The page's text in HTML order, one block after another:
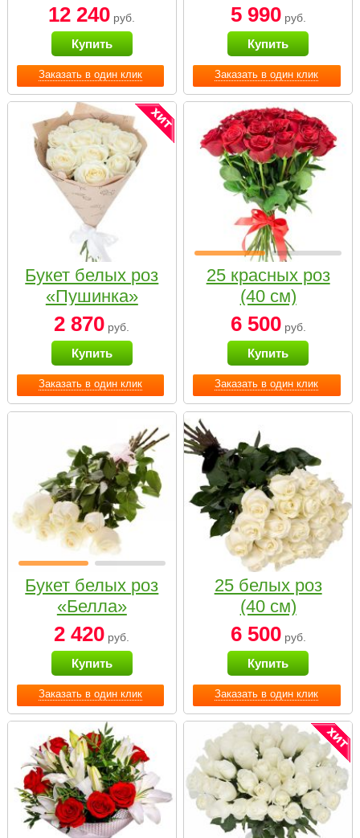
Заказать в один клик
12 240 руб.
Купить
Заказать в один клик
5 990руб.
Купить
Заказать в один клик
Букет белых роз
«Пушинка»
2 870 руб.
Купить
Заказать в один клик
25 красных роз
(40 см)
6 500руб.
Купить
Заказать в один клик
Букет белых роз
«Белла»
2 420 руб.
Купить
Заказать в один клик
25 белых роз
(40 см)
6 500руб.
Купить